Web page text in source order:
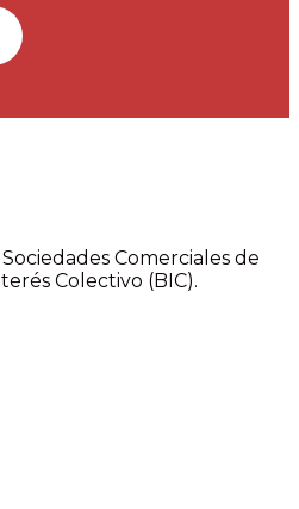
Comerciales de
Colectivo (BIC).